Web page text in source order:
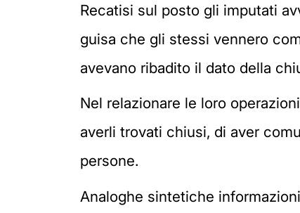
Recatisi sul posto gli imputati
guisa che gli stessi vennero
avevano ribadito il dato della
Nel relazionare le loro
averli trovati chiusi, di aver
persone.
Analoghe sintetiche